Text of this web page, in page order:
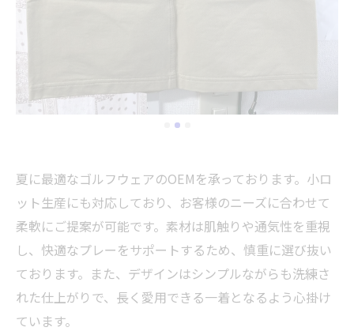
夏に最適なゴルフウェアのOEMを承っております。小ロ
ット生産にも対応しており、お客様のニーズに合わせて
柔軟にご提案が可能です。素材は肌触りや通気性を重視
し、快適なプレーをサポートするため、慎重に選び抜い
ております。また、デザインはシンプルながらも洗練さ
れた仕上がりで、長く愛用できる一着となるよう心掛け
ています。